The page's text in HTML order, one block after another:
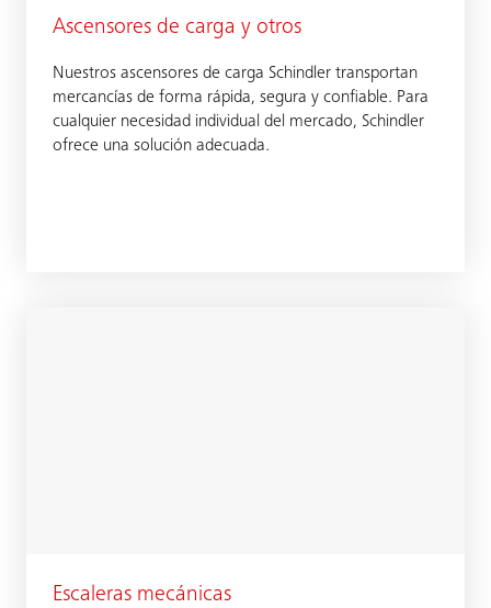
Ascensores de carga y otros
Nuestros ascensores de carga Schindler transportan
mercancías de forma rápida, segura y confiable. Para
cualquier necesidad individual del mercado, Schindler
ofrece una solución adecuada.
Escaleras mecánicas